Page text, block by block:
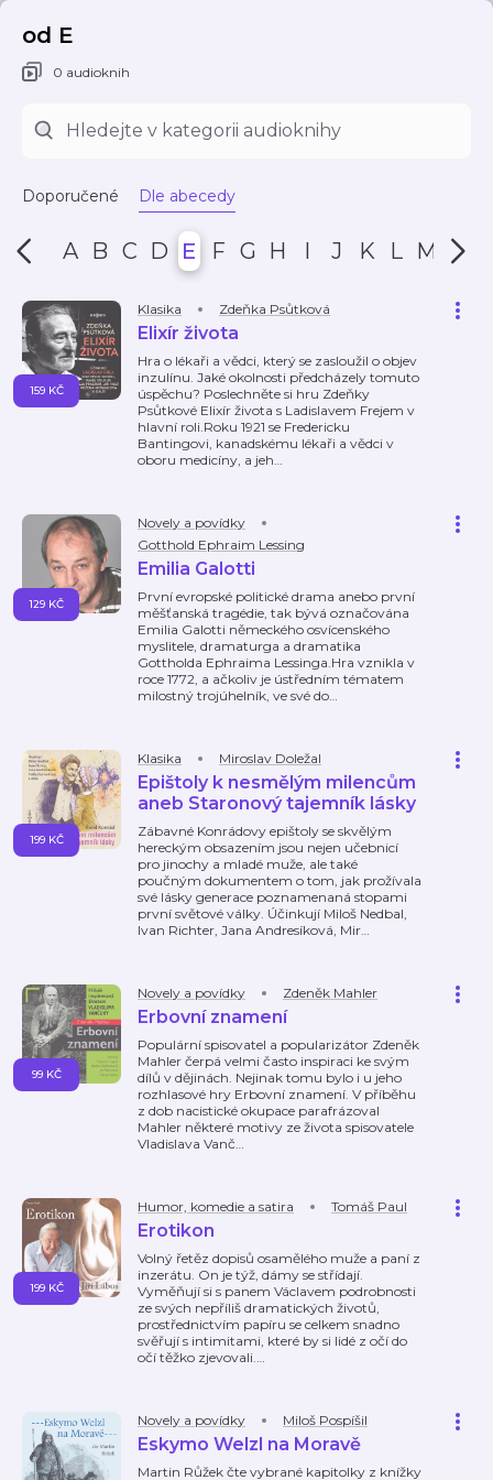
od E
0 audioknih
Doporučené Dle abecedy
A B C D E F G H I J K L M N
Klasika Zdeňka Psůtková
Elixír života
Hra o lékaři a vědci, který se zasloužil o objev
inzulínu. Jaké okolnosti předcházely tomuto
úspěchu? Poslechněte si hru Zdeňky
Psůtkové Elixír života s Ladislavem Frejem v
hlavní roli.Roku 1921 se Fredericku
Bantingovi, kanadskému lékaři a vědci v
oboru medicíny, a jeh…
159 KČ
Novely a povídky
Gotthold Ephraim Lessing
Emilia Galotti
První evropské politické drama anebo první
měšťanská tragédie, tak bývá označována
Emilia Galotti německého osvícenského
myslitele, dramaturga a dramatika
Gottholda Ephraima Lessinga.Hra vznikla v
roce 1772, a ačkoliv je ústředním tématem
milostný trojúhelník, ve své do…
129 KČ
Klasika Miroslav Doležal
Epištoly k nesmělým milencům
aneb Staronový tajemník lásky
Zábavné Konrádovy epištoly se skvělým
hereckým obsazením jsou nejen učebnicí
pro jinochy a mladé muže, ale také
poučným dokumentem o tom, jak prožívala
své lásky generace poznamenaná stopami
první světové války. Účinkují Miloš Nedbal,
Ivan Richter, Jana Andresíková, Mir…
199 KČ
Novely a povídky Zdeněk Mahler
Erbovní znamení
Populární spisovatel a popularizátor Zdeněk
Mahler čerpá velmi často inspiraci ke svým
dílů v dějinách. Nejinak tomu bylo i u jeho
rozhlasové hry Erbovní znamení. V příběhu
z dob nacistické okupace parafrázoval
Mahler některé motivy ze života spisovatele
Vladislava Vanč…
99 KČ
Humor, komedie a satira Tomáš Paul
Erotikon
Volný řetěz dopisů osamělého muže a paní z
inzerátu. On je týž, dámy se střídají.
Vyměňují si s panem Václavem podrobnosti
ze svých nepříliš dramatických životů,
prostřednictvím papíru se celkem snadno
svěřují s intimitami, které by si lidé z očí do
očí těžko zjevovali.…
199 KČ
Novely a povídky Miloš Pospíšil
Eskymo Welzl na Moravě
Martin Růžek čte vybrané kapitolky z knížky